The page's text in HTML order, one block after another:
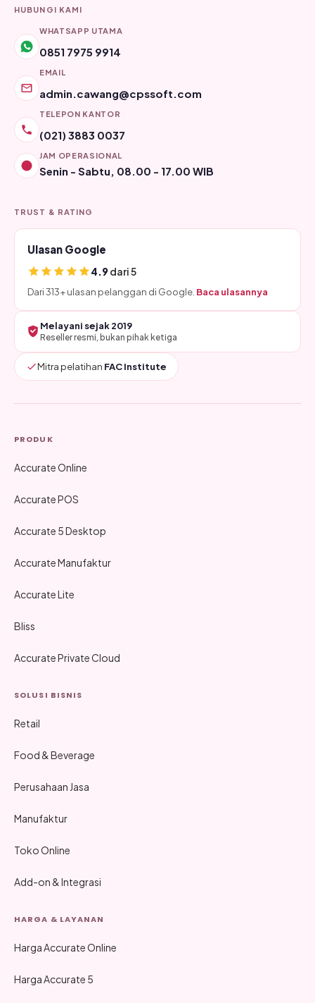
HUBUNGI KAMI
WHATSAPP UTAMA
0851 7975 9914
EMAIL
admin.cawang@cpssoft.com
TELEPON KANTOR
(021) 3883 0037
JAM OPERASIONAL
Senin - Sabtu, 08.00 - 17.00 WIB
TRUST & RATING
Ulasan Google
4.9dari 5
Dari 313+ ulasan pelanggan di Google. Baca ulasannya
Melayani sejak 2019
Reseller resmi, bukan pihak ketiga
Mitra pelatihan FAC Institute
PRODUK
Accurate Online
Accurate POS
Accurate 5 Desktop
Accurate Manufaktur
Accurate Lite
Bliss
Accurate Private Cloud
SOLUSI BISNIS
Retail
Food & Beverage
Perusahaan Jasa
Manufaktur
Toko Online
Add-on & Integrasi
HARGA & LAYANAN
Harga Accurate Online
Harga Accurate 5